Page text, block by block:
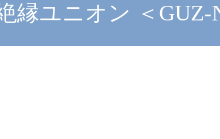
縁ユニオン ＜GUZ-